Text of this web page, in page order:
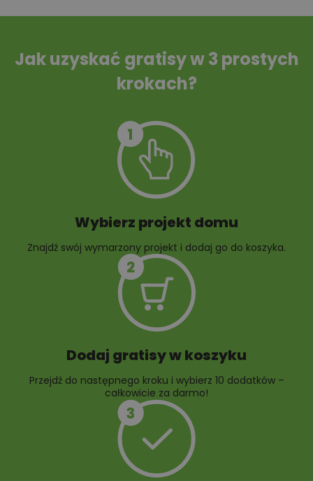
Tablica informacyjna
Przydomowa
10 projektów małej
10 projektów rabat
Jak uzyskać gratisy w 3 prostych
krokach?
Wybierz projekt domu
Znajdź swój wymarzony projekt i dodaj go do koszyka.
Dodaj gratisy w koszyku
Przejdź do następnego kroku i wybierz 10 dodatków –
całkowicie za darmo!